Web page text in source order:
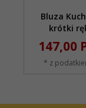
Bluza
krótki
147,00
* z